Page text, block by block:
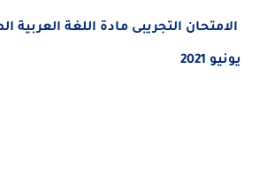
الامتحان التجريبى مادة اللغة العربية
يونيو 2021